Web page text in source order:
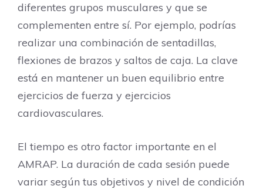
diferentes grupos musculares y que se
complementen entre sí. Por ejemplo, podrías
realizar una combinación de sentadillas,
flexiones de brazos y saltos de caja. La clave
está en mantener un buen equilibrio entre
ejercicios de fuerza y ejercicios
cardiovasculares.
El tiempo es otro factor importante en el
AMRAP. La duración de cada sesión puede
variar según tus objetivos y nivel de condición